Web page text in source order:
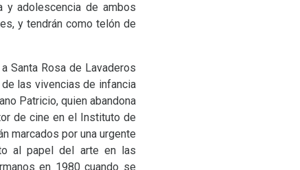
y adolescencia de ambos
y tendrán como telón de
Santa Rosa de Lavaderos
las vivencias de infancia
Patricio, quien abandona
de cine en el Instituto de
marcados por una urgente
al papel del arte en las
en 1980 cuando se